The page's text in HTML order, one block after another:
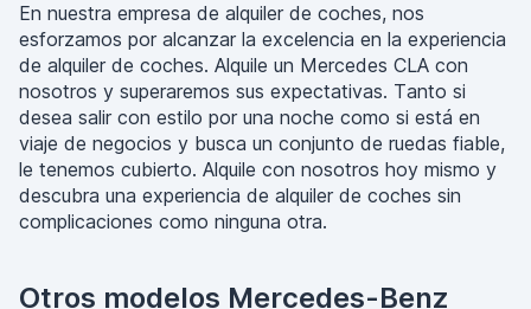
En nuestra empresa de alquiler de coches, nos
esforzamos por alcanzar la excelencia en la experiencia
de alquiler de coches. Alquile un Mercedes CLA con
nosotros y superaremos sus expectativas. Tanto si
desea salir con estilo por una noche como si está en
viaje de negocios y busca un conjunto de ruedas fiable,
le tenemos cubierto. Alquile con nosotros hoy mismo y
descubra una experiencia de alquiler de coches sin
complicaciones como ninguna otra.
Otros modelos Mercedes-Benz